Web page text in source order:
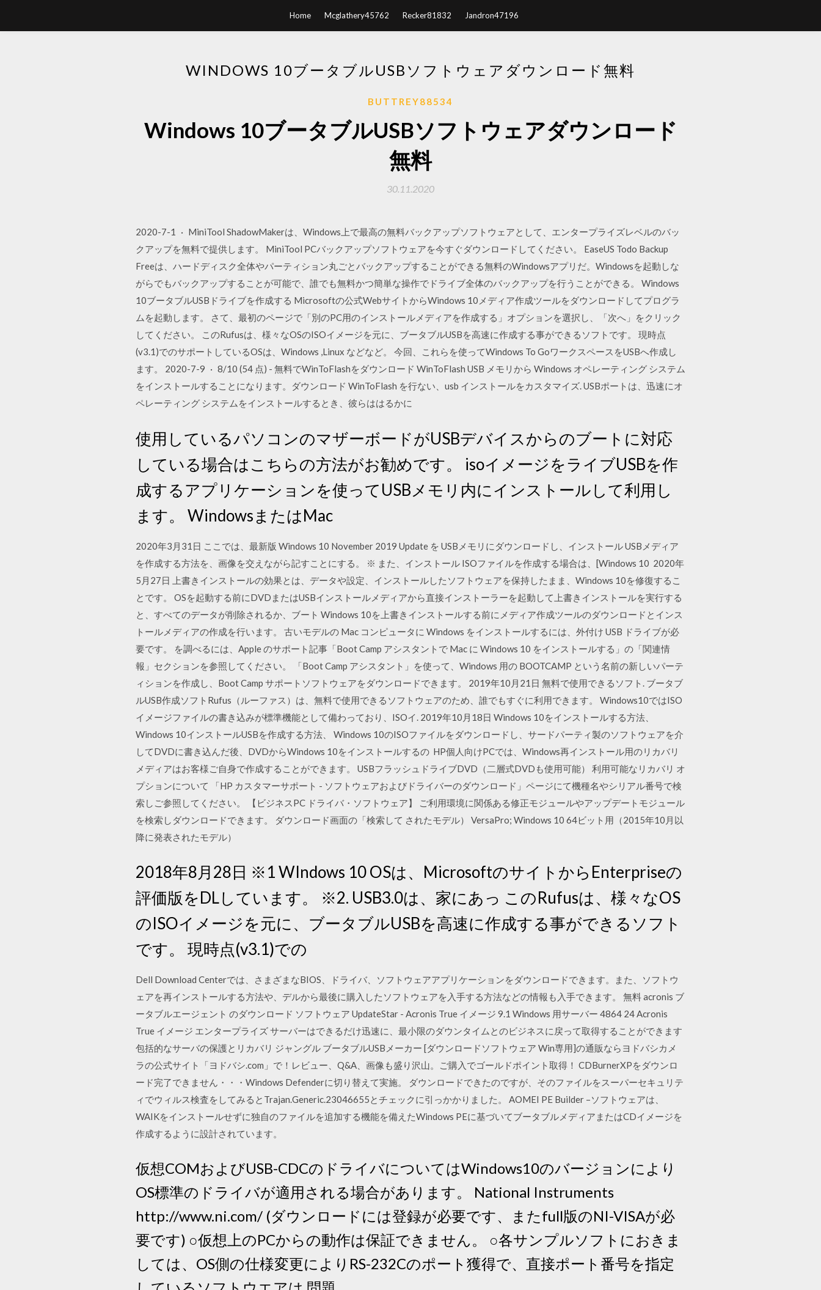
Home Mcglathery45762 Recker81832 Jandron47196
WINDOWS 10ブータブルUSBソフトウェアダウンロード無料
BUTTREY88534
Windows 10ブータブルUSBソフトウェアダウンロード
無料
30.11.2020
2020-7-1 · MiniTool ShadowMakerは、Windows上で最高の無料バックアップソフトウェアとして、エンタープライズレベルのバッ
クアップを無料で提供します。 MiniTool PCバックアップソフトウェアを今すぐダウンロードしてください。 EaseUS Todo Backup
Freeは、ハードディスク全体やパーティション丸ごとバックアップすることができる無料のWindowsアプリだ。Windowsを起動しな
がらでもバックアップすることが可能で、誰でも無料かつ簡単な操作でドライブ全体のバックアップを行うことができる。 Windows
10ブータブルUSBドライブを作成する Microsoftの公式WebサイトからWindows 10メディア作成ツールをダウンロードしてプログラ
ムを起動します。 さて、最初のページで「別のPC用のインストールメディアを作成する」オプションを選択し、「次へ」をクリック
してください。 このRufusは、様々なOSのISOイメージを元に、ブータブルUSBを高速に作成する事ができるソフトです。 現時点
(v3.1)でのサポートしているOSは、Windows ,Linux などなど。 今回、これらを使ってWindows To GoワークスペースをUSBへ作成し
ます。 2020-7-9 · 8/10 (54 点) - 無料でWinToFlashをダウンロード WinToFlash USB メモリから Windows オペレーティング システム
をインストールすることになります。ダウンロード WinToFlash を行ない、usb インストールをカスタマイズ. USBポートは、迅速にオ
ペレーティング システムをインストールするとき、彼らははるかに
使用しているパソコンのマザーボードがUSBデバイスからのブートに対応
している場合はこちらの方法がお勧めです。 isoイメージをライブUSBを作
成するアプリケーションを使ってUSBメモリ内にインストールして利用し
ます。 WindowsまたはMac
2020年3月31日 ここでは、最新版 Windows 10 November 2019 Update を USBメモリにダウンロードし、インストール USBメディア
を作成する方法を、画像を交えながら記すことにする。 ※ また、インストール ISOファイルを作成する場合は、[Windows 10 2020年
5月27日 上書きインストールの効果とは、データや設定、インストールしたソフトウェアを保持したまま、Windows 10を修復するこ
とです。 OSを起動する前にDVDまたはUSBインストールメディアから直接インストーラーを起動して上書きインストールを実行する
と、すべてのデータが削除されるか、ブート Windows 10を上書きインストールする前にメディア作成ツールのダウンロードとインス
トールメディアの作成を行います。 古いモデルの Mac コンピュータに Windows をインストールするには、外付け USB ドライブが必
要です。 を調べるには、Apple のサポート記事「Boot Camp アシスタントで Mac に Windows 10 をインストールする」の「関連情
報」セクションを参照してください。 「Boot Camp アシスタント」を使って、Windows 用の BOOTCAMP という名前の新しいパーテ
ィションを作成し、Boot Camp サポートソフトウェアをダウンロードできます。 2019年10月21日 無料で使用できるソフト. ブータブ
ルUSB作成ソフトRufus（ルーファス）は、無料で使用できるソフトウェアのため、誰でもすぐに利用できます。 Windows10ではISO
イメージファイルの書き込みが標準機能として備わっており、ISOイ. 2019年10月18日 Windows 10をインストールする方法、
Windows 10インストールUSBを作成する方法、 Windows 10のISOファイルをダウンロードし、サードパーティ製のソフトウェアを介
してDVDに書き込んだ後、DVDからWindows 10をインストールするの HP個人向けPCでは、Windows再インストール用のリカバリ
メディアはお客様ご自身で作成することができます。 USBフラッシュドライブDVD（二層式DVDも使用可能） 利用可能なリカバリ オ
プションについて 「HP カスタマーサポート - ソフトウェアおよびドライバーのダウンロード」ページにて機種名やシリアル番号で検
索しご参照してください。 【ビジネスPC ドライバ・ソフトウェア】 ご利用環境に関係ある修正モジュールやアップデートモジュール
を検索しダウンロードできます。 ダウンロード画面の「検索して されたモデル） VersaPro; Windows 10 64ビット用（2015年10月以
降に発表されたモデル）
2018年8月28日 ※1 WIndows 10 OSは、MicrosoftのサイトからEnterpriseの
評価版をDLしています。 ※2. USB3.0は、家にあっ このRufusは、様々なOS
のISOイメージを元に、ブータブルUSBを高速に作成する事ができるソフト
です。 現時点(v3.1)での
Dell Download Centerでは、さまざまなBIOS、ドライバ、ソフトウェアアプリケーションをダウンロードできます。また、ソフトウ
ェアを再インストールする方法や、デルから最後に購入したソフトウェアを入手する方法などの情報も入手できます。 無料 acronis ブ
ータブルエージェント のダウンロード ソフトウェア UpdateStar - Acronis True イメージ 9.1 Windows 用サーバー 4864 24 Acronis
True イメージ エンタープライズ サーバーはできるだけ迅速に、最小限のダウンタイムとのビジネスに戻って取得することができます
包括的なサーバの保護とリカバリ ジャングル ブータブルUSBメーカー [ダウンロードソフトウェア Win専用]の通販ならヨドバシカメ
ラの公式サイト「ヨドバシ.com」で！レビュー、Q&A、画像も盛り沢山。ご購入でゴールドポイント取得！ CDBurnerXPをダウンロ
ード完了できません・・・Windows Defenderに切り替えて実施。 ダウンロードできたのですが、そのファイルをスーパーセキュリテ
ィでウィルス検査をしてみるとTrajan.Generic.23046655とチェックに引っかかりました。 AOMEI PE Builder –ソフトウェアは、
WAIKをインストールせずに独自のファイルを追加する機能を備えたWindows PEに基づいてブータブルメディアまたはCDイメージを
作成するように設計されています。
仮想COMおよびUSB-CDCのドライバについてはWindows10のバージョンにより
OS標準のドライバが適用される場合があります。 National Instruments
http://www.ni.com/ (ダウンロードには登録が必要です、またfull版のNI-VISAが必
要です) ○仮想上のPCからの動作は保証できません。 ○各サンプルソフトにおきま
しては、OS側の仕様変更によりRS-232Cのポート獲得で、直接ポート番号を指定